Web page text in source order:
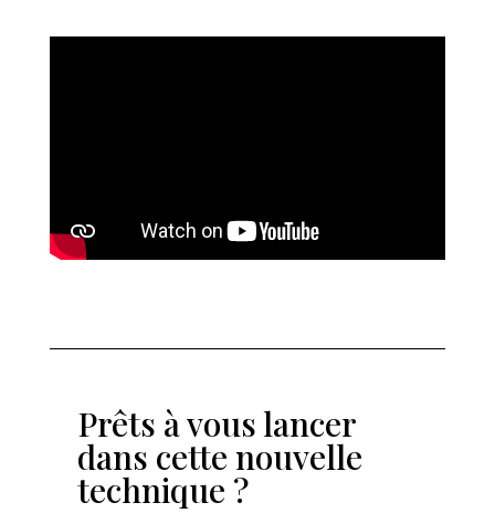
Prêts à vous lancer
dans cette nouvelle
technique ?